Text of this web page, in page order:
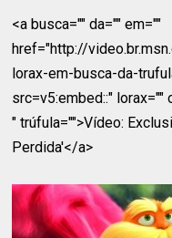
<a busca="" da="" em=""
href="http://
lorax-em-busca-da-
src=v5:embed::"
" trúfula="">Vídeo:
Perdida'</a>